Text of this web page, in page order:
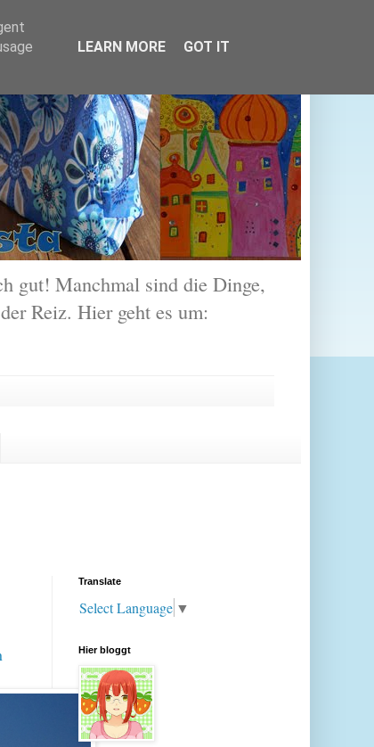
gut! Manchmal sind die Dinge,
Reiz. Hier geht es um:
Translate
Select Language ▼
Hier bloggt
LEARN MORE GOT IT